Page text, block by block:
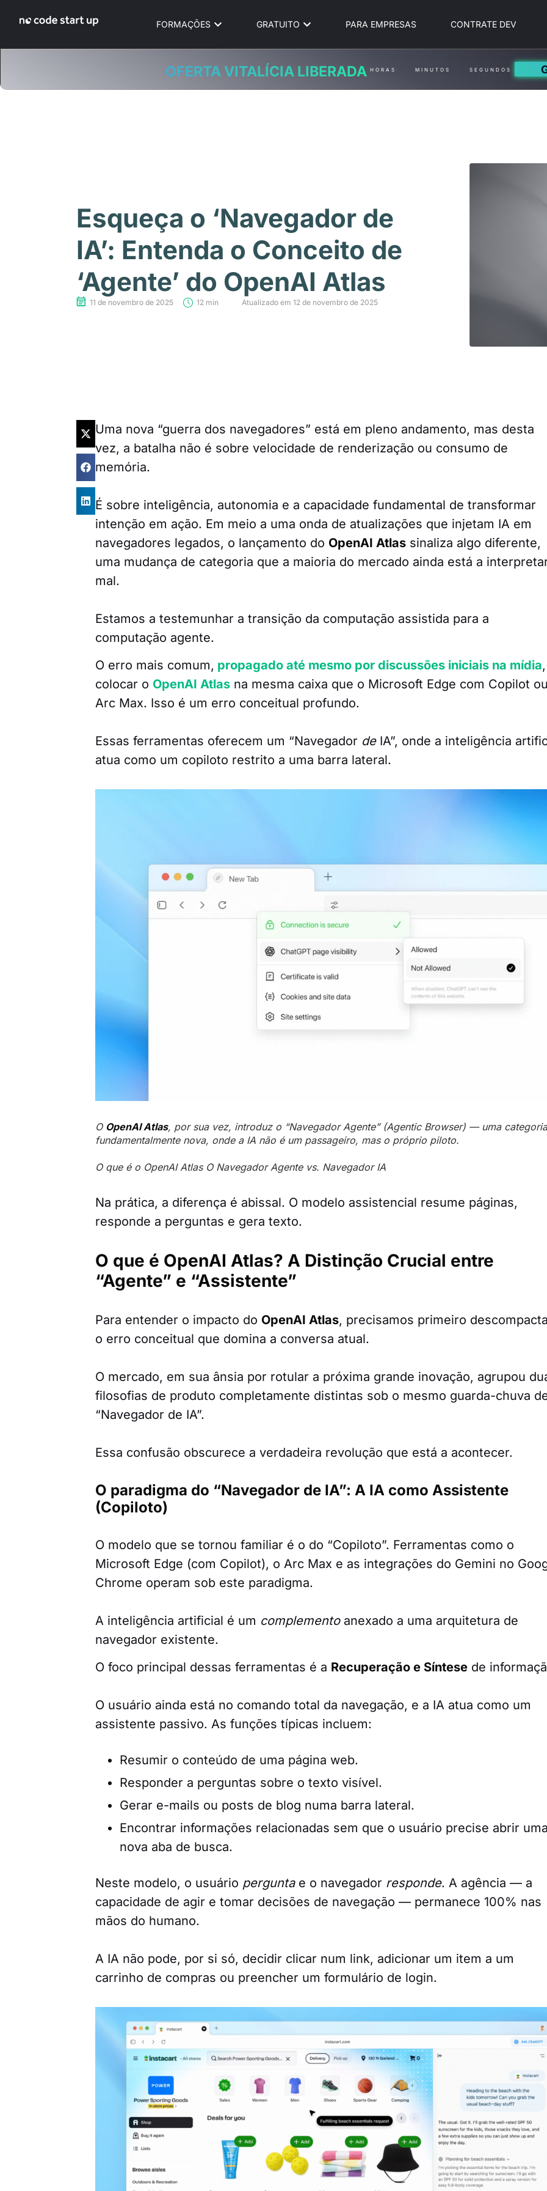
FORMAÇÕES GRATUITO PARA EMPRESAS CONTRATE DEV
OFERTA VITALÍCIA LIBERADA HORAS MINUTOS SEGUNDOS
Esqueça o ‘Navegador de
IA’: Entenda o Conceito de
‘Agente’ do OpenAI Atlas
11 de novembro de 2025 12 min Atualizado em 12 de novembro de 2025
Uma nova “guerra dos navegadores” está em pleno andamento, mas desta
vez, a batalha não é sobre velocidade de renderização ou consumo de
memória.
É sobre inteligência, autonomia e a capacidade fundamental de transformar
intenção em ação. Em meio a uma onda de atualizações que injetam IA em
navegadores legados, o lançamento do OpenAI Atlas sinaliza algo diferente,
uma mudança de categoria que a maioria do mercado ainda está a
mal.
Estamos a testemunhar a transição da computação assistida para a
computação agente.
O erro mais comum, propagado até mesmo por discussões iniciais na mídia
colocar o OpenAI Atlas na mesma caixa que o Microsoft Edge com Copilot
Arc Max. Isso é um erro conceitual profundo.
Essas ferramentas oferecem um “Navegador deIA”, onde a inteligência
atua como um copiloto restrito a uma barra lateral.
O OpenAI Atlas, por sua vez, introduz o “Navegador Agente” (Agentic Browser) — uma
fundamentalmente nova, onde a IA não é um passageiro, mas o próprio piloto.
O que é o OpenAI Atlas O Navegador Agente vs. Navegador IA
Na prática, a diferença é abissal. O modelo assistencial resume páginas,
responde a perguntas e gera texto.
O que é OpenAI Atlas? A Distinção Crucial entre
“Agente” e “Assistente”
Para entender o impacto do OpenAI Atlas, precisamos primeiro
o erro conceitual que domina a conversa atual.
O mercado, em sua ânsia por rotular a próxima grande inovação, agrupou
filosofias de produto completamente distintas sob o mesmo guarda-chuva
“Navegador de IA”.
Essa confusão obscurece a verdadeira revolução que está a acontecer.
O paradigma do “Navegador de IA”: A IA como Assistente
(Copiloto)
O modelo que se tornou familiar é o do “Copiloto”. Ferramentas como o
Microsoft Edge (com Copilot), o Arc Max e as integrações do Gemini no
Chrome operam sob este paradigma.
A inteligência artificial é um complementoanexado a uma arquitetura de
navegador existente.
O foco principal dessas ferramentas é a Recuperação e Síntese de
O usuário ainda está no comando total da navegação, e a IA atua como um
assistente passivo. As funções típicas incluem:
Resumir o conteúdo de uma página web.
Responder a perguntas sobre o texto visível.
Gerar e-mails ou posts de blog numa barra lateral.
Encontrar informações relacionadas sem que o usuário precise abrir
nova aba de busca.
Neste modelo, o usuário perguntae o navegador responde. A agência — a
capacidade de agir e tomar decisões de navegação — permanece 100% nas
mãos do humano.
A IA não pode, por si só, decidir clicar num link, adicionar um item a um
carrinho de compras ou preencher um formulário de login.